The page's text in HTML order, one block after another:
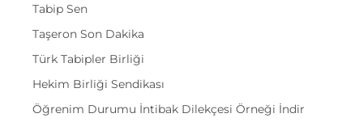
Tabip Sen
Taşeron Son Dakika
Türk Tabipler Birliği
Hekim Birliği Sendikası
Öğrenim Durumu İntibak Dilekçesi Örneği İndir